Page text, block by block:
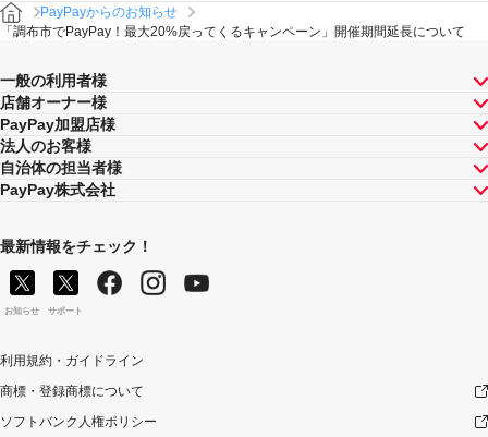
PayPayからのお知らせ
「調布市でPayPay！最大20%戻ってくるキャンペーン」開催期間延長について
一般の利用者様
店舗オーナー様
PayPay加盟店様
法人のお客様
自治体の担当者様
PayPay株式会社
最新情報をチェック！
お知らせ サポート
利用規約・ガイドライン
商標・登録商標について
ソフトバンク人権ポリシー